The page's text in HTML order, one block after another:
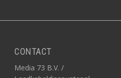
CONTACT
Media 73 B.V. /